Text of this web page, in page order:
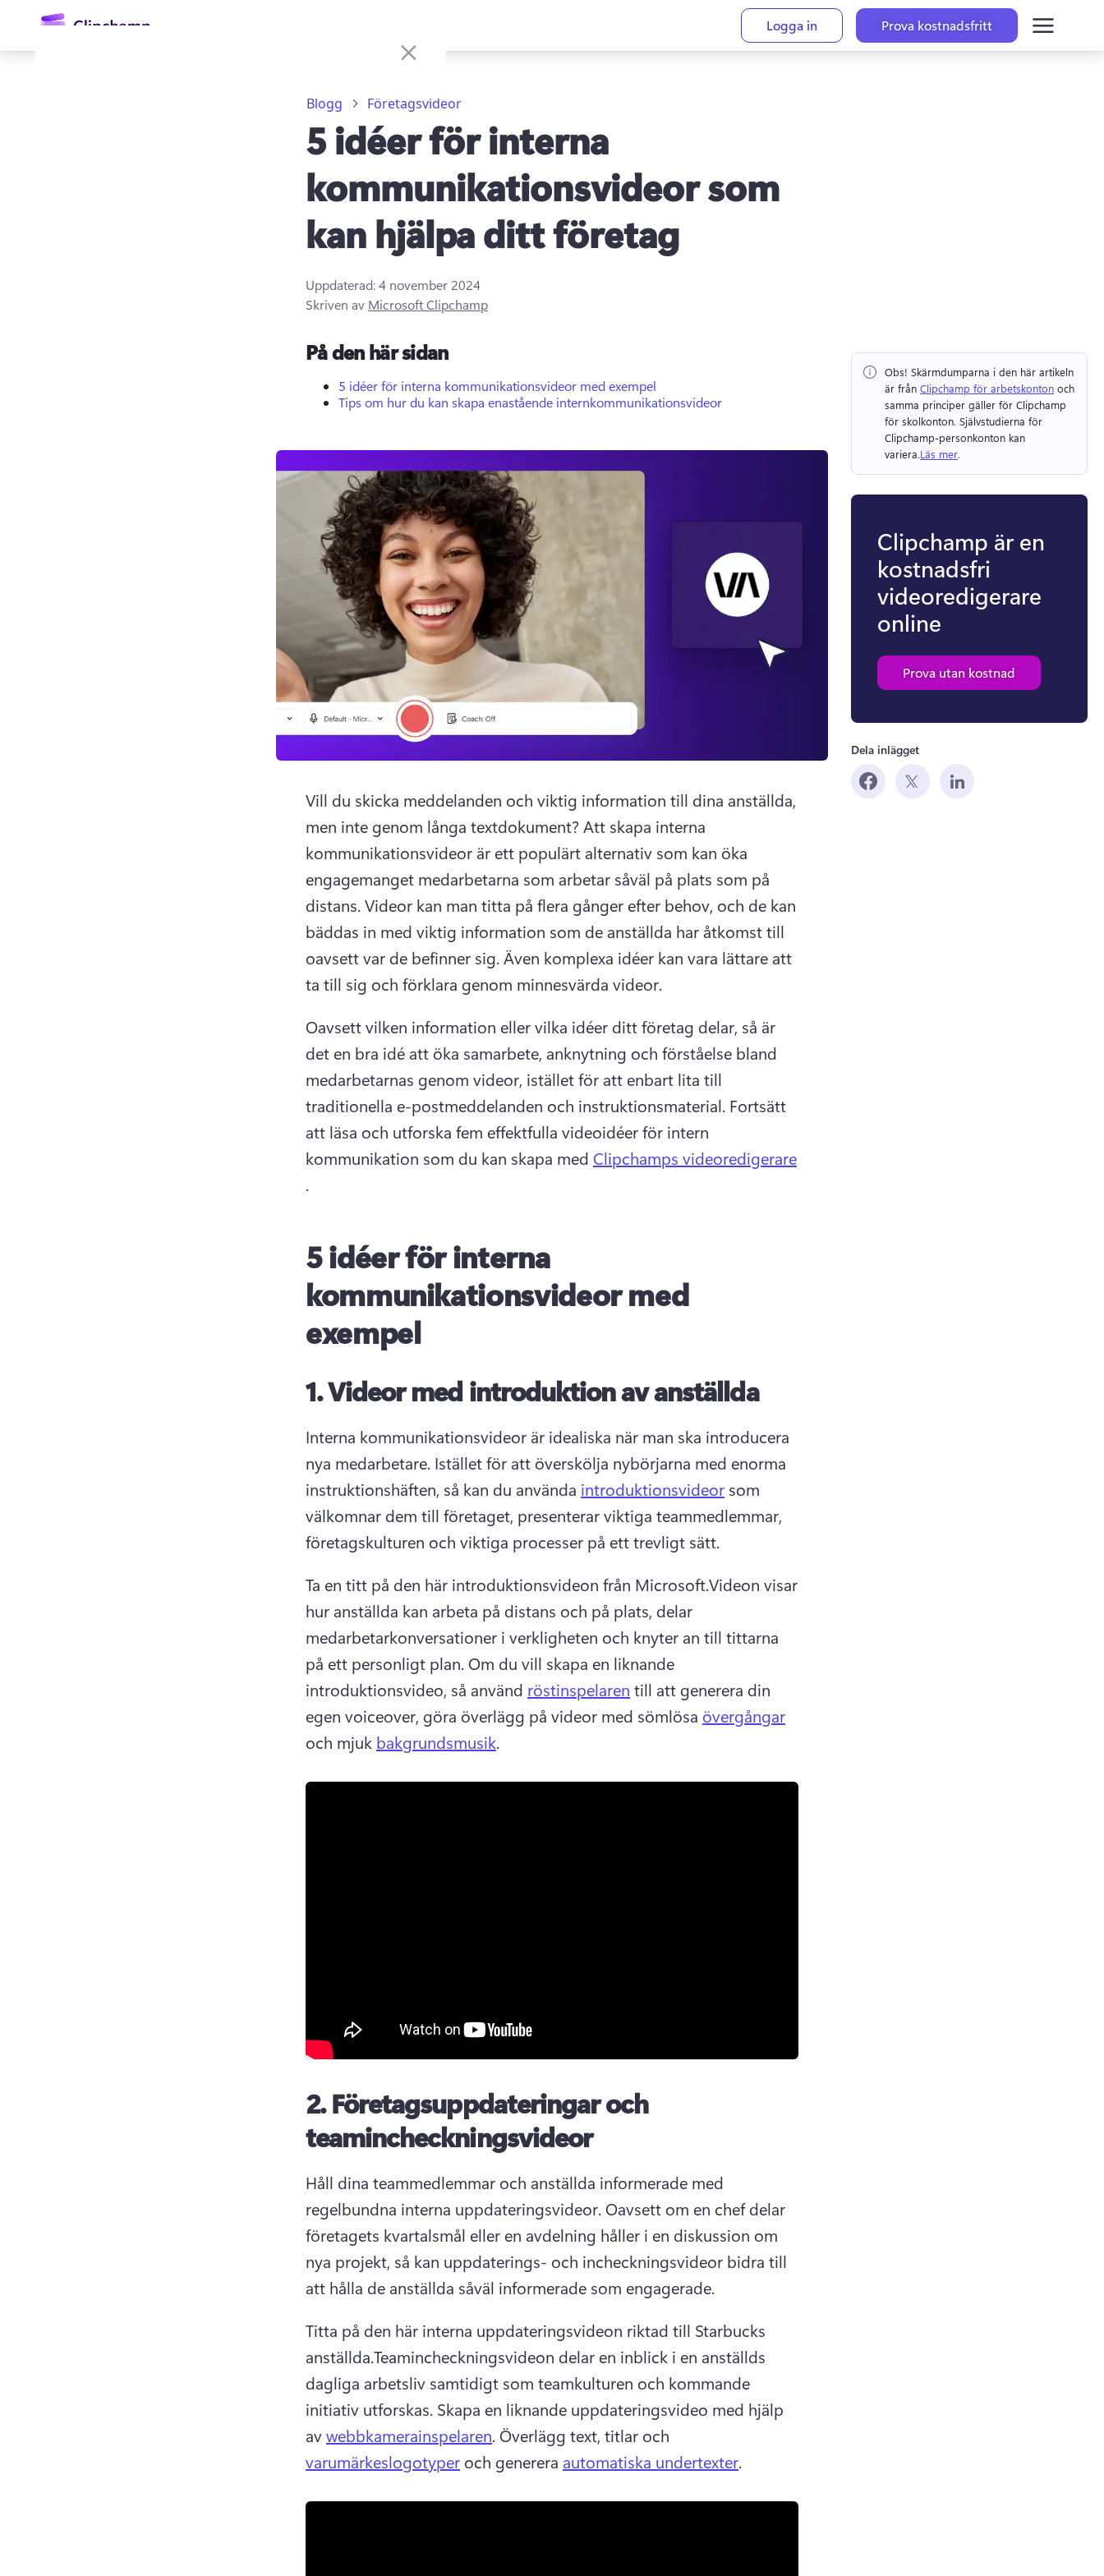
huvudinnehåll
Logga in Prova kostnadsfritt
Blogg Företagsvideor
5 idéer för interna
kommunikationsvideor som
kan hjälpa ditt företag
Uppdaterad:4 november 2024
Skriven av Microsoft Clipchamp
På den här sidan
5 idéer för interna kommunikationsvideor med exempel
Tips om hur du kan skapa enastående internkommunikationsvideor
Vill du skicka meddelanden och viktig information till dina anställda,
men inte genom långa textdokument? Att skapa interna
kommunikationsvideor är ett populärt alternativ som kan öka
engagemanget medarbetarna som arbetar såväl på plats som på
distans. Videor kan man titta på flera gånger efter behov, och de kan
bäddas in med viktig information som de anställda har åtkomst till
oavsett var de befinner sig. Även komplexa idéer kan vara lättare att
ta till sig och förklara genom minnesvärda videor.
Oavsett vilken information eller vilka idéer ditt företag delar, så är
det en bra idé att öka samarbete, anknytning och förståelse bland
medarbetarnas genom videor, istället för att enbart lita till
traditionella e-postmeddelanden och instruktionsmaterial. Fortsätt
att läsa och utforska fem effektfulla videoidéer för intern
kommunikation som du kan skapa med Clipchamps videoredigerare
.
5 idéer för interna
kommunikationsvideor med
exempel
1.Videor med introduktion av anställda
Interna kommunikationsvideor är idealiska när man ska introducera
nya medarbetare. Istället för att överskölja nybörjarna med enorma
instruktionshäften, så kan du använda introduktionsvideor som
välkomnar dem till företaget, presenterar viktiga teammedlemmar,
företagskulturen och viktiga processer på ett trevligt sätt.
Ta en titt på den här introduktionsvideon från Microsoft.Videon visar
hur anställda kan arbeta på distans och på plats, delar
medarbetarkonversationer i verkligheten och knyter an till tittarna
på ett personligt plan. Om du vill skapa en liknande
introduktionsvideo, så använd röstinspelaren till att generera din
egen voiceover, göra överlägg på videor med sömlösa övergångar
och mjuk bakgrundsmusik.
2.Företagsuppdateringar och
teamincheckningsvideor
Håll dina teammedlemmar och anställda informerade med
regelbundna interna uppdateringsvideor. Oavsett om en chef delar
företagets kvartalsmål eller en avdelning håller i en diskussion om
nya projekt, så kan uppdaterings- och incheckningsvideor bidra till
att hålla de anställda såväl informerade som engagerade.
Titta på den här interna uppdateringsvideon riktad till Starbucks
anställda.Teamincheckningsvideon delar en inblick i en anställds
dagliga arbetsliv samtidigt som teamkulturen och kommande
initiativ utforskas. Skapa en liknande uppdateringsvideo med hjälp
av webbkamerainspelaren. Överlägg text, titlar och
varumärkeslogotyper och generera automatiska undertexter.
Obs! Skärmdumparna i den här artikeln
är från Clipchamp för arbetskonton och
samma principer gäller för Clipchamp
för skolkonton. Självstudierna för
Clipchamp-personkonton kan
variera.Läs mer.
Clipchamp är en
kostnadsfri
videoredigerare
online
Prova utan kostnad
Dela inlägget